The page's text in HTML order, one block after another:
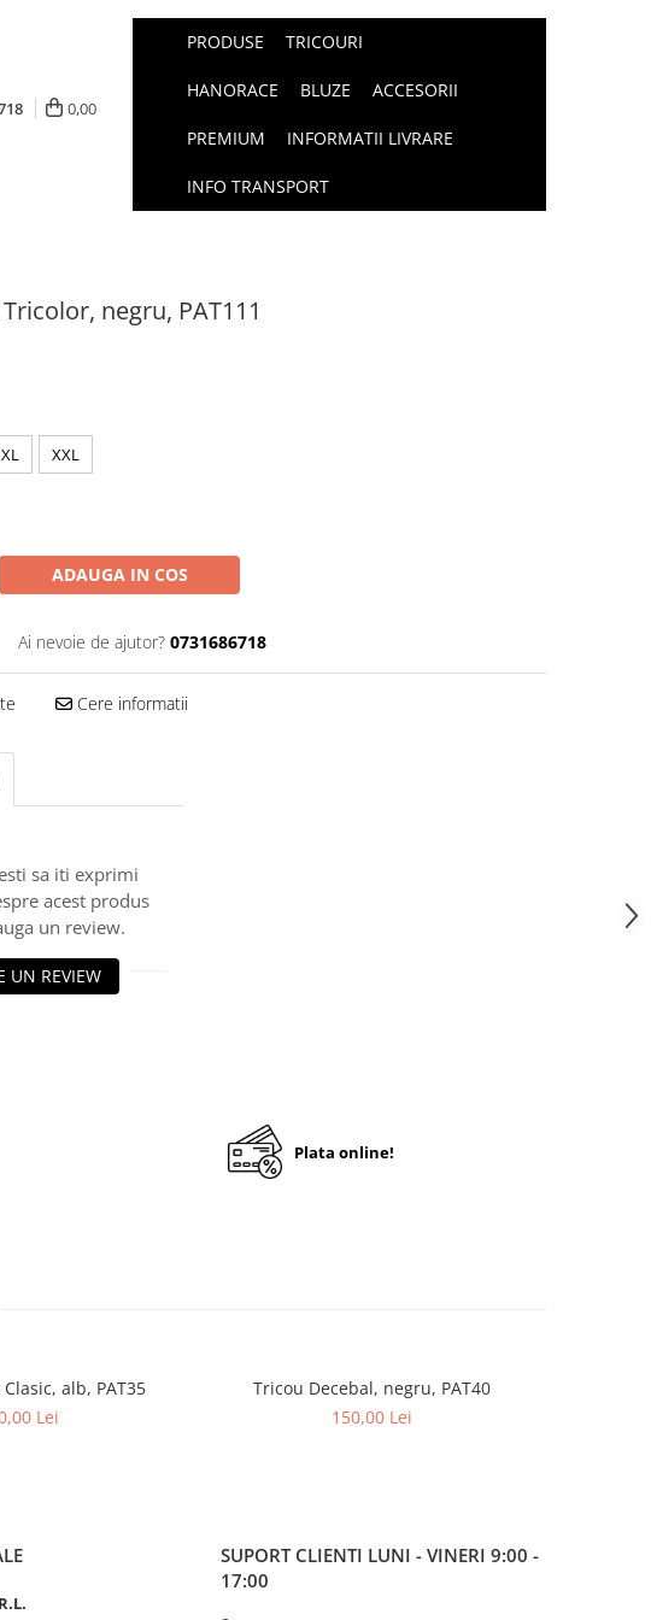
0,00
PRODUSE TRICOURI
HANORACE BLUZE ACCESORII
PREMIUM INFORMATII LIVRARE
INFO TRANSPORT
negru, PAT111
XL XXL
ADAUGA IN COS
Ai nevoie de ajutor? 0731686718
Cere informatii
sa iti exprimi
acest produs
un review.
UN REVIEW
Plata online!
alb, PAT35
Lei
Tricou Decebal, negru, PAT40
150,00 Lei
SUPORT CLIENTI LUNI - VINERI 9:00 -
17:00